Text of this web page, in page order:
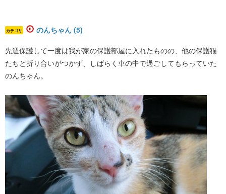
カテゴリ のんちゃん (5)
先週保護して一度は我が家の保護部屋に入れたものの、他の保護猫
たちと折り合いがつかず、しばらく車の中で過ごしてもらっていた
のんちゃん。